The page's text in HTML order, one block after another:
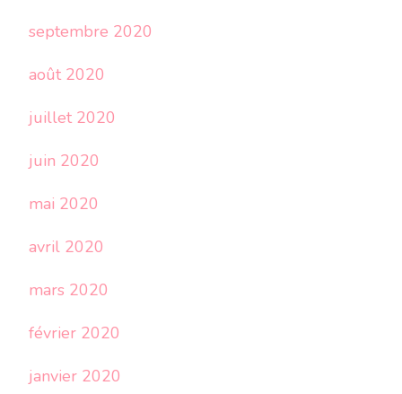
septembre 2020
août 2020
juillet 2020
juin 2020
mai 2020
avril 2020
mars 2020
février 2020
janvier 2020